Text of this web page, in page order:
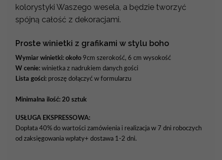
kolorystyki Waszego wesela, a będzie tworzyć
spójną całość z dekoracjami.
Proste winietki z grafikami w stylu boho
Wymiar winietki: około 9cm szerokość, 6 cm wysokość
W cenie: winietka z nadrukiem danych gości
Lista gości: proszę dołączyć w formularzu
Minimalna ilość: 20 sztuk
USŁUGA EKSPRESSOWA:
Dopłata 40% do wartości zamówienia i realizacja w 7 dni roboczych
od zaksięgowania wpłaty+ dostawa 1-2 dni.